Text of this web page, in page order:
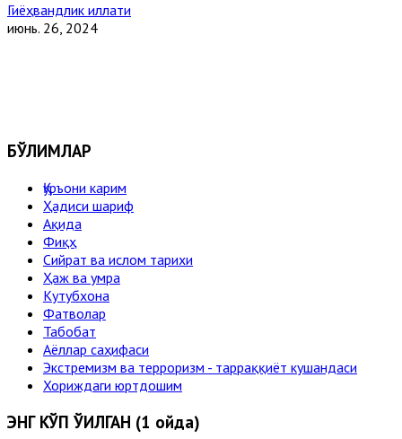
Гиёҳвандлик иллати
июнь. 26, 2024
БЎЛИМЛАР
Қуръони карим
Ҳадиси шариф
Ақида
Фиқҳ
Сийрат ва ислом тарихи
Ҳаж ва умра
Кутубхона
Фатволар
Табобат
Аёллар саҳифаси
Экстремизм ва терроризм - тарраққиёт кушандаси
Хориждаги юртдошим
ЭНГ КЎП ЎҚИЛГАН (1 ойда)